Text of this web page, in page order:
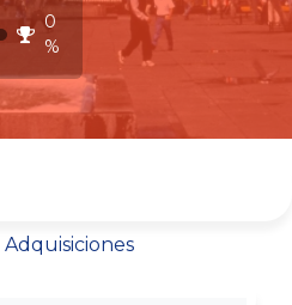
0
%
Adquisiciones